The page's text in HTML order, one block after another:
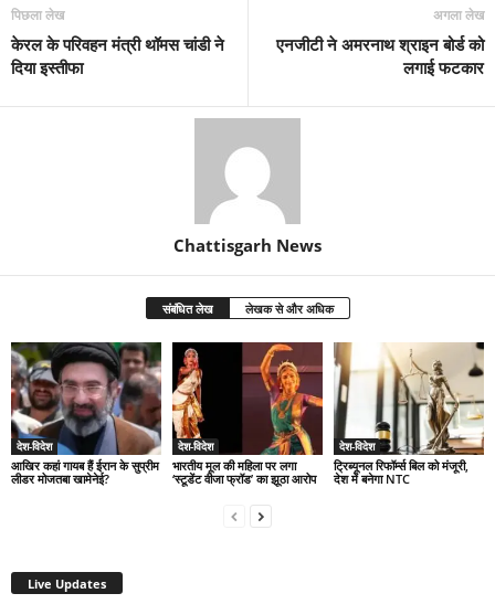
पिछला लेख
केरल के परिवहन मंत्री थॉमस चांडी ने
दिया इस्तीफा
अगला लेख
एनजीटी ने अमरनाथ श्राइन बोर्ड को
लगाई फटकार
Chattisgarh News
संबंधित लेख लेखक से और अधिक
देश-विदेश
आखिर कहां गायब हैं ईरान के सुप्रीम
लीडर मोजतबा खामेनेई?
देश-विदेश
भारतीय मूल की महिला पर लगा
‘स्टूडेंट वीजा फ्रॉड’ का झूठा आरोप
देश-विदेश
ट्रिब्यूनल रिफॉर्म्स बिल को मंजूरी,
देश में बनेगा NTC
Live Updates